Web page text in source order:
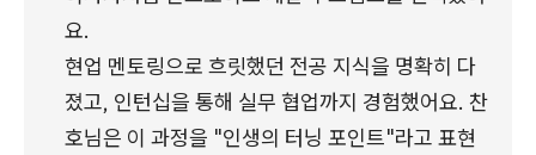
요.
현업 멘토링으로 흐릿했던 전공 지식을 명확히 다
졌고, 인턴십을 통해 실무 협업까지 경험했어요. 찬
호님은 이 과정을 "인생의 터닝 포인트"라고 표현